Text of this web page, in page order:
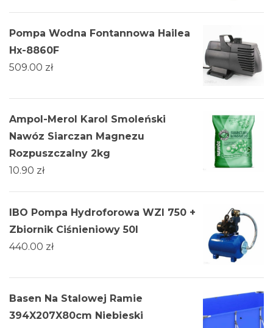
Pompa Wodna Fontannowa Hailea
Hx-8860F
509.00 zł
Ampol-Merol Karol Smoleński
Nawóz Siarczan Magnezu
Rozpuszczalny 2kg
10.90 zł
IBO Pompa Hydroforowa WZI 750 +
Zbiornik Ciśnieniowy 50l
440.00 zł
Basen Na Stalowej Ramie
394X207X80cm Niebieski